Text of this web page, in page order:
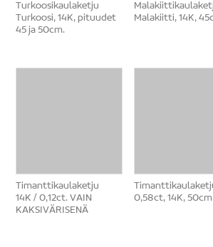
Turkoosikaulaketju
Turkoosi, 14K, pituudet
45 ja 50cm.
Malakiitti, 14K,
Timanttikaulaketju
14K / 0,12ct. VAIN
KAKSIVÄRISENÄ
0,58ct, 14K, 50cm